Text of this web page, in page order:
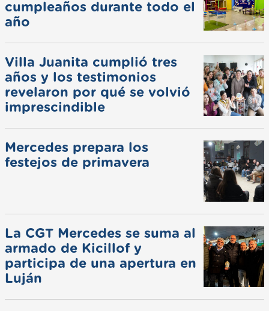
cumpleaños durante todo el
año
Villa Juanita cumplió tres
años y los testimonios
revelaron por qué se volvió
imprescindible
Mercedes prepara los
festejos de primavera
La CGT Mercedes se suma al
armado de Kicillof y
participa de una apertura en
Luján